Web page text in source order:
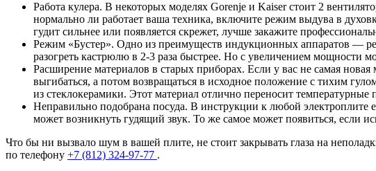
Работа кулера. В некоторых моделях Gorenje и Kaiser стоит 2
нормально ли работает ваша техника, включите режим выдува в
гудит сильнее или появляется скрежет, лучше закажите
Режим «Бустер». Одно из преимуществ индукционных аппаратов —
разогреть кастрюлю в 2-3 раза быстрее. Но с увеличением мощности
Расширение материалов в старых приборах. Если у вас не самая
выгибаться, а потом возвращаться в исходное положение с тихим
из стеклокерамики. Этот материал отлично переносит температурные
Неправильно подобрана посуда. В инструкции к любой
может возникнуть гудящий звук. То же самое может появиться, если
Что бы ни вызвало шум в вашей плите, не стоит закрывать глаза на
по телефону +7 (812) 324-97-77 .